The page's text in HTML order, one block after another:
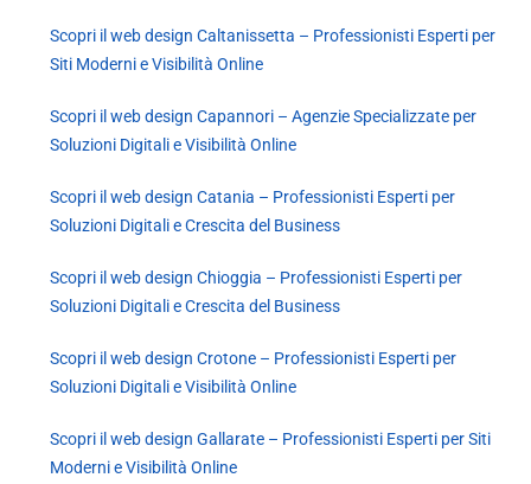
Scopri il web design Caltanissetta – Professionisti Esperti per
Siti Moderni e Visibilità Online
Scopri il web design Capannori – Agenzie Specializzate per
Soluzioni Digitali e Visibilità Online
Scopri il web design Catania – Professionisti Esperti per
Soluzioni Digitali e Crescita del Business
Scopri il web design Chioggia – Professionisti Esperti per
Soluzioni Digitali e Crescita del Business
Scopri il web design Crotone – Professionisti Esperti per
Soluzioni Digitali e Visibilità Online
Scopri il web design Gallarate – Professionisti Esperti per Siti
Moderni e Visibilità Online